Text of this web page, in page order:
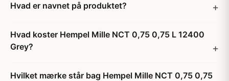
Hvad er navnet på produktet?
Hvad koster Hempel Mille NCT 0,75 0,75 L 12400
Grey?
Hvilket mærke står bag Hempel Mille NCT 0,75 0,75